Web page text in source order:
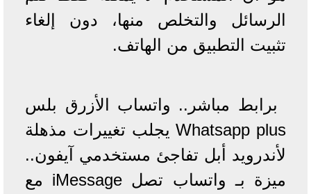
الرسائل والتخلص منها، دون إلغاء
تثبيت التطبيق من الهاتف.
برابط مباشر.. واتساب الأزرق بلس
Whatsapp plus يجلب تغييرات مذهلة
لأندرويد أبل تفاجئ مستخدمي آيفون..
ميزة بـ واتساب تصل iMessage مع